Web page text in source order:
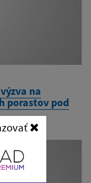
na
porastov pod